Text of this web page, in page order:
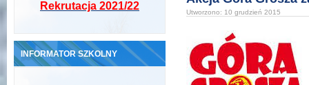
Rekrutacja 2021/22
INFORMATOR SZKOLNY
Utworzono: 10 grudzień 2015